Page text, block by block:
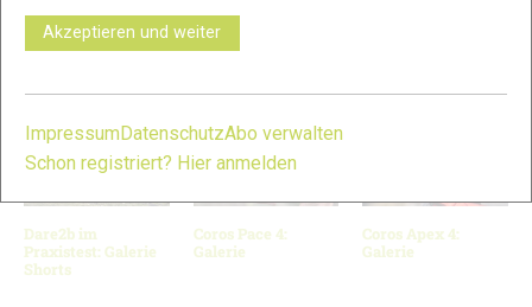
© Bilder 1 - 6: Michael Rackl;
VERWANDTE ARTIKEL
Dare2b im
Praxistest: Galerie
Shorts
Coros Pace 4:
Galerie
Coros Apex 4:
Galerie
Akzeptieren und weiter
Impressum DatenschutzAbo verwalten
Schon registriert? Hier anmelden